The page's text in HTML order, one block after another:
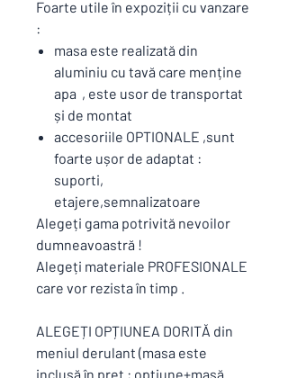
Foarte utile în expoziții cu vanzare
:
masa este realizată din
aluminiu cu tavă care menține
apa , este usor de transportat
și de montat
accesoriile OPTIONALE ,sunt
foarte ușor de adaptat :
suporti,
etajere,semnalizatoare
Alegeți gama potrivită nevoilor
dumneavoastră !
Alegeți materiale PROFESIONALE
care vor rezista în timp .
ALEGEȚI OPȚIUNEA DORITĂ din
meniul derulant (masa este
inclusă în preț : opțiune+masă